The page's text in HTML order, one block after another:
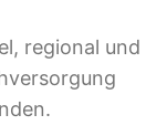
regional und